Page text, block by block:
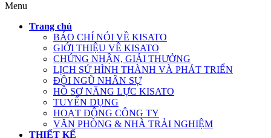
Menu
Trang chủ
BÁO CHÍ NÓI VỀ KISATO
GIỚI THIỆU VỀ KISATO
CHỨNG NHẬN, GIẢI THƯỞNG
LỊCH SỬ HÌNH THÀNH VÀ PHÁT TRIỂN
ĐỘI NGŨ NHÂN SỰ
HỒ SƠ NĂNG LỰC KISATO
TUYỂN DỤNG
HOẠT ĐỘNG CÔNG TY
VĂN PHÒNG & NHÀ TRẢI NGHIỆM
THIẾT KẾ